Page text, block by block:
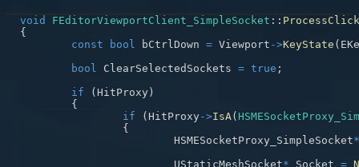
void FEditorViewportClient_SimpleSocket :: ProcessClick
{
const
bool bCtrlDown = Viewport ->KeyState (
bool
ClearSelectedSockets = true ;
if
(HitProxy)
{
if
(HitProxy->IsA (
{
			HSMESocketProxy_SimpleSocket
*
			UStaticMeshSocket
* Socket =